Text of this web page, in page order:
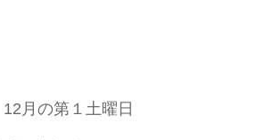
月の第１土曜日